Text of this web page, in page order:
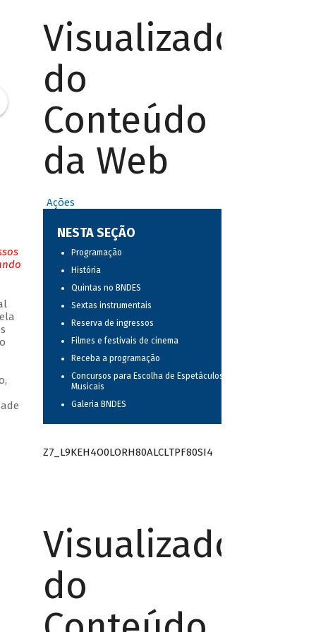
Visualizador
do
Conteúdo
da Web
Ações
NESTA SEÇÃO
Programação
História
Quintas no BNDES
Sextas instrumentais
Reserva de ingressos
Filmes e festivais de cinema
Receba a programação
Concursos para Escolha de Espetáculos
Musicais
Galeria BNDES
Z7_L9KEH4O0LORH80ALCLTPF80SI4
Visualizador
do